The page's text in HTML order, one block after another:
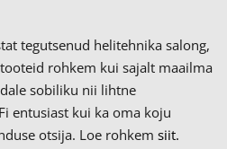
tegutsenud helitehnika salong,
rohkem kui sajalt maailma
sobiliku nii lihtne
entusiast kui ka oma koju
otsija. Loe rohkem siit.